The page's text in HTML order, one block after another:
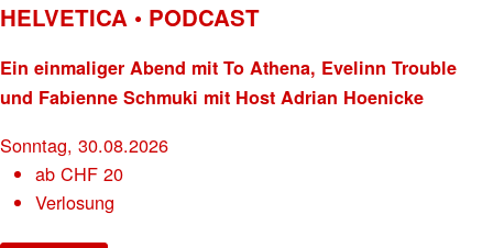
HELVETICA • PODCAST
Ein einmaliger Abend mit To Athena, Evelinn Trouble
und Fabienne Schmuki mit Host Adrian Hoenicke
Sonntag, 30.08.2026
abCHF 20
Verlosung